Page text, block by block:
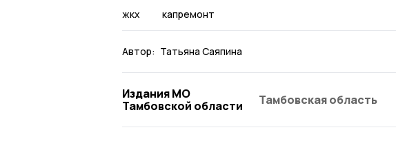
жкх капремонт
Автор: Татьяна Саяпина
Издания МО
Тамбовской области
Тамбовская область